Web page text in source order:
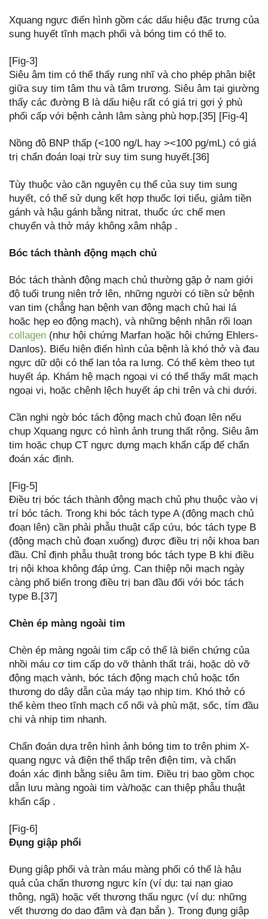
Xquang ngực điển hình gồm các dấu hiệu đặc trưng của
sung huyết tĩnh mạch phổi và bóng tim có thể to.
[Fig-3]
Siêu âm tim có thể thấy rung nhĩ và cho phép phân biệt
giữa suy tim tâm thu và tâm trương. Siêu âm tại giường
thấy các đường B là dấu hiệu rất có giá trị gợi ý phù
phổi cấp với bệnh cảnh lâm sàng phù hợp.[35] [Fig-4]
Nồng độ BNP thấp (<100 ng/L hay ><100 pg/mL) có giá
trị chẩn đoán loại trừ suy tim sung huyết.[36]
Tùy thuộc vào căn nguyên cụ thể của suy tim sung
huyết, có thể sử dụng kết hợp thuốc lợi tiểu, giảm tiền
gánh và hậu gánh bằng nitrat, thuốc ức chế men
chuyển và thở máy không xâm nhập .
Bóc tách thành động mạch chủ
Bóc tách thành động mạch chủ thường gặp ở nam giới
độ tuổi trung niên trở lên, những người có tiền sử bệnh
van tim (chẳng hạn bệnh van động mạch chủ hai lá
hoặc hẹp eo động mạch), và những bệnh nhân rối loạn
collagen (như hội chứng Marfan hoặc hội chứng Ehlers-
Danlos). Biểu hiện điển hình của bệnh là khó thở và đau
ngực dữ dội có thể lan tỏa ra lưng. Có thể kèm theo tụt
huyết áp. Khám hệ mạch ngoại vi có thể thấy mất mạch
ngoại vi, hoặc chênh lệch huyết áp chi trên và chi dưới.
Cần nghi ngờ bóc tách động mạch chủ đoạn lên nếu
chụp Xquang ngực có hình ảnh trung thất rộng. Siêu âm
tim hoặc chụp CT ngực dựng mạch khẩn cấp để chẩn
đoán xác định.
[Fig-5]
Điều trị bóc tách thành động mạch chủ phụ thuộc vào vị
trí bóc tách. Trong khi bóc tách type A (động mạch chủ
đoạn lên) cần phải phẫu thuật cấp cứu, bóc tách type B
(động mạch chủ đoạn xuống) được điều trị nội khoa ban
đầu. Chỉ định phẫu thuật trong bóc tách type B khi điều
trị nội khoa không đáp ứng. Can thiệp nội mạch ngày
càng phổ biến trong điều trị ban đầu đối với bóc tách
type B.[37]
Chèn ép màng ngoài tim
Chèn ép màng ngoài tim cấp có thể là biến chứng của
nhồi máu cơ tim cấp do vỡ thành thất trái, hoặc dò vỡ
động mạch vành, bóc tách động mạch chủ hoặc tổn
thương do dây dẫn của máy tạo nhịp tim. Khó thở có
thể kèm theo tĩnh mạch cổ nổi và phù mặt, sốc, tím đầu
chi và nhịp tim nhanh.
Chẩn đoán dựa trên hình ảnh bóng tim to trên phim X-
quang ngực và điện thế thấp trên điện tim, và chẩn
đoán xác định bằng siêu âm tim. Điều trị bao gồm chọc
dẫn lưu màng ngoài tim và/hoặc can thiệp phẫu thuật
khẩn cấp .
[Fig-6]
Đụng giập phổi
Đụng giập phổi và tràn máu màng phổi có thể là hậu
quả của chấn thương ngực kín (ví dụ: tai nạn giao
thông, ngã) hoặc vết thương thấu ngực (ví dụ: những
vết thương do dao đâm và đạn bắn ). Trong đụng giập